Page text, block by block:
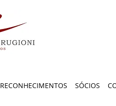
RECONHECIMENTOS SÓCIOS